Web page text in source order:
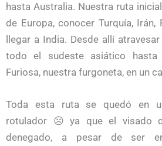
hasta Australia. Nuestra ruta
de Europa, conocer Turquía, Irán,
llegar a India. Desde allí
todo el sudeste asiático hasta
Furiosa, nuestra furgoneta, en un
Toda esta ruta se quedó en
rotulador ☹ ya que el visado
denegado, a pesar de ser